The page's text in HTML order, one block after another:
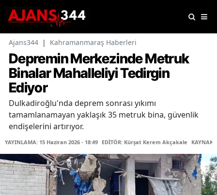
Ajans344 | Kahramanmaraş Haberleri
Depremin Merkezinde Metruk
Binalar Mahalleliyi Tedirgin
Ediyor
Dulkadiroğlu'nda deprem sonrası yıkımı
tamamlanamayan yaklaşık 35 metruk bina, güvenlik
endişelerini artırıyor.
YAYINLAMA: 15 Haziran 2026 - 18:49 EDİTÖR: Kürşat Kerem Akçakale KAYNAK: